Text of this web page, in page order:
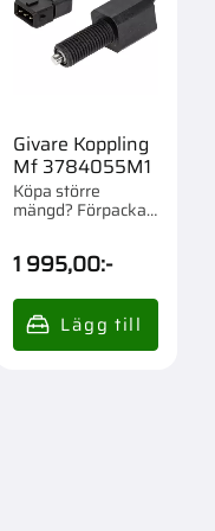
Givare Koppling
Mf 3784055M1
Köpa större
mängd? Förpackad
1 995,00:-
i favoriter